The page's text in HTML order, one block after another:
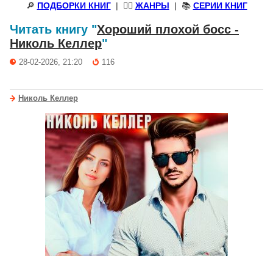
🔎 ПОДБОРКИ КНИГ| 🧝‍♀️ ЖАНРЫ | 📚 СЕРИИ КНИГ
Читать книгу "Хороший плохой босс -
Николь Келлер"
28-02-2026, 21:20 116
Николь Келлер